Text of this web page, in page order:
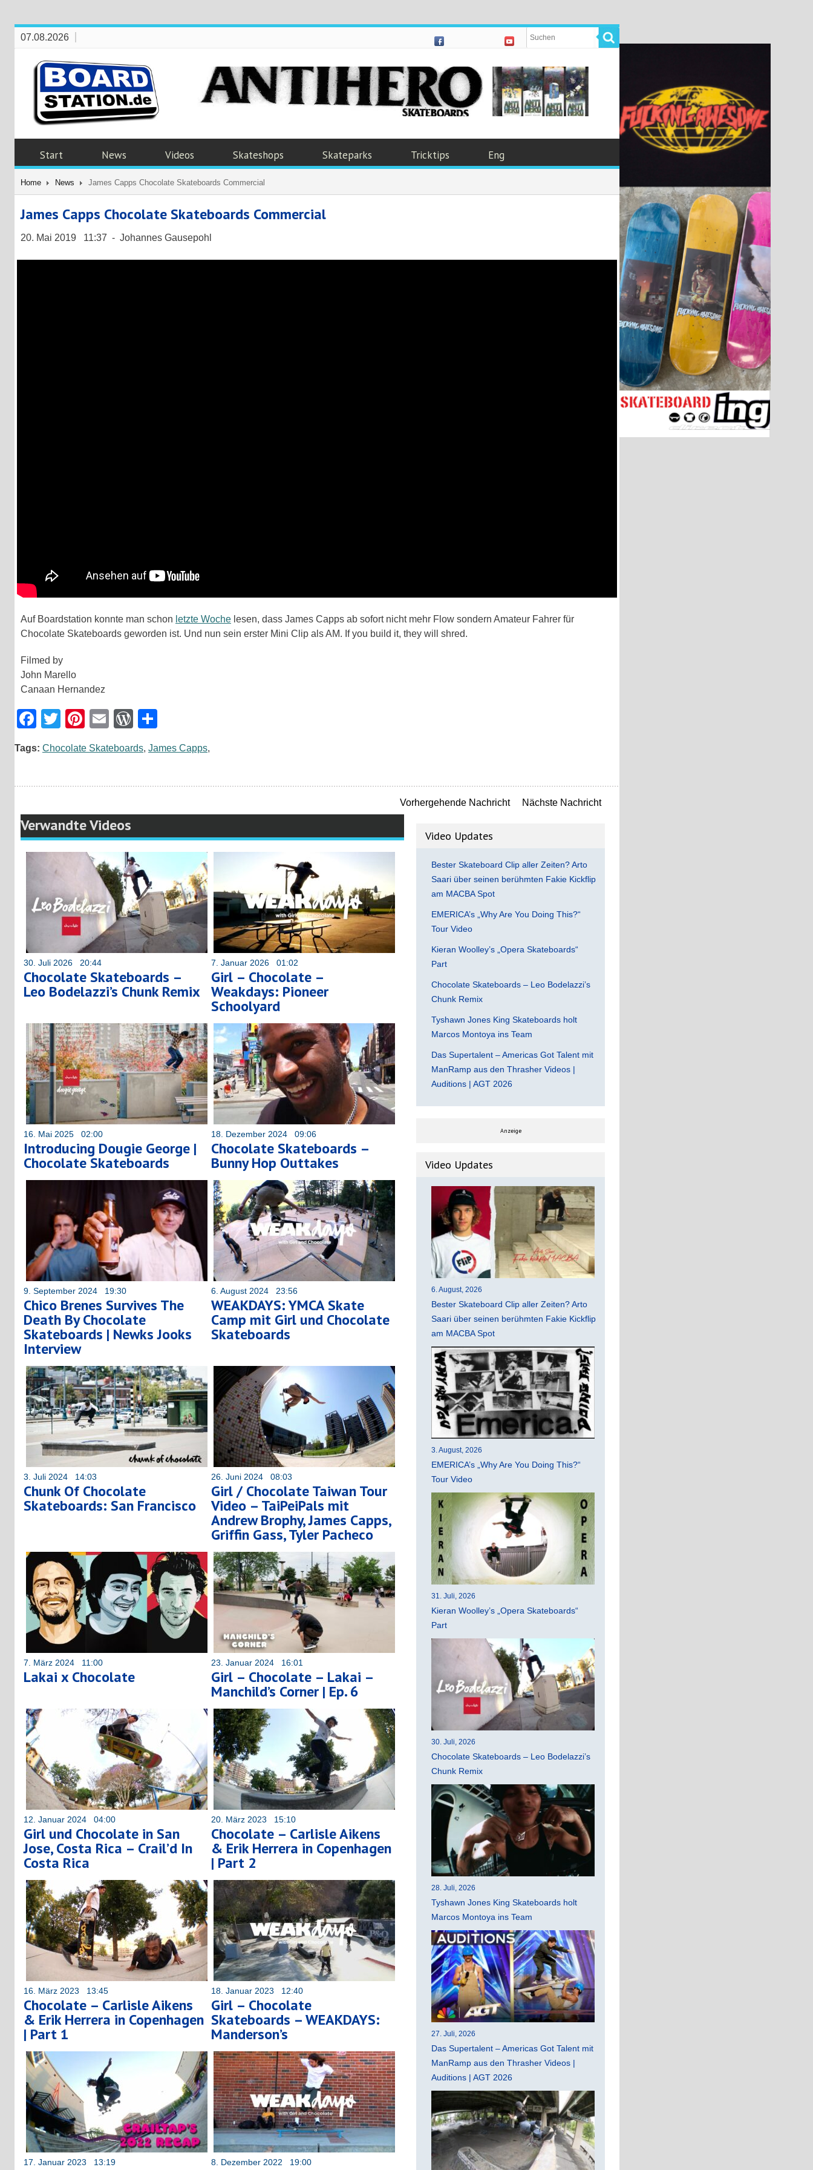
07.08.2026
Start News Videos Skateshops Skateparks Tricktips Eng
Home News James Capps Chocolate Skateboards Commercial
James Capps Chocolate Skateboards Commercial
20. Mai 2019 11:37 - Johannes Gausepohl
Auf Boardstation konnte man schon letzte Woche lesen, dass James Capps ab sofort nicht mehr Flow sondern Amateur Fahrer für
Chocolate Skateboards geworden ist. Und nun sein erster Mini Clip als AM. If you build it, they will shred.
Filmed by
John Marello
Canaan Hernandez
Facebook
TwitterPinterest
EmailWordPress
Tags: Chocolate Skateboards, James Capps,
Vorhergehende Nachricht Nächste Nachricht
Verwandte Videos
30. Juli 2026 20:44
Chocolate Skateboards –
Leo Bodelazzi’s Chunk Remix
7. Januar 2026 01:02
Girl – Chocolate –
Weakdays: Pioneer
Schoolyard
16. Mai 2025 02:00
Introducing Dougie George |
Chocolate Skateboards
18. Dezember 2024 09:06
Chocolate Skateboards –
Bunny Hop Outtakes
9. September 2024 19:30
Chico Brenes Survives The
Death By Chocolate
Skateboards | Newks Jooks
Interview
6. August 2024 23:56
WEAKDAYS: YMCA Skate
Camp mit Girl und Chocolate
Skateboards
3. Juli 2024 14:03
Chunk Of Chocolate
Skateboards: San Francisco
26. Juni 2024 08:03
Girl / Chocolate Taiwan Tour
Video – TaiPeiPals mit
Andrew Brophy, James Capps,
Griffin Gass, Tyler Pacheco
7. März 2024 11:00
Lakai x Chocolate
23. Januar 2024 16:01
Girl – Chocolate – Lakai –
Manchild’s Corner | Ep. 6
12. Januar 2024 04:00
Girl und Chocolate in San
Jose, Costa Rica – Crail’d In
Costa Rica
20. März 2023 15:10
Chocolate – Carlisle Aikens
& Erik Herrera in Copenhagen
| Part 2
16. März 2023 13:45
Chocolate – Carlisle Aikens
& Erik Herrera in Copenhagen
| Part 1
18. Januar 2023 12:40
Girl – Chocolate
Skateboards – WEAKDAYS:
Manderson’s
17. Januar 2023 13:19 8. Dezember 2022 19:00
Video Updates
Bester Skateboard Clip aller Zeiten? Arto
Saari über seinen berühmten Fakie Kickflip
am MACBA Spot
EMERICA’s „Why Are You Doing This?“
Tour Video
Kieran Woolley’s „Opera Skateboards“
Part
Chocolate Skateboards – Leo Bodelazzi’s
Chunk Remix
Tyshawn Jones King Skateboards holt
Marcos Montoya ins Team
Das Supertalent – Americas Got Talent mit
ManRamp aus den Thrasher Videos |
Auditions | AGT 2026
Anzeige
Video Updates
6. August, 2026
Bester Skateboard Clip aller Zeiten? Arto
Saari über seinen berühmten Fakie Kickflip
am MACBA Spot
3. August, 2026
EMERICA’s „Why Are You Doing This?“
Tour Video
31. Juli, 2026
Kieran Woolley’s „Opera Skateboards“
Part
30. Juli, 2026
Chocolate Skateboards – Leo Bodelazzi’s
Chunk Remix
28. Juli, 2026
Tyshawn Jones King Skateboards holt
Marcos Montoya ins Team
27. Juli, 2026
Das Supertalent – Americas Got Talent mit
ManRamp aus den Thrasher Videos |
Auditions | AGT 2026